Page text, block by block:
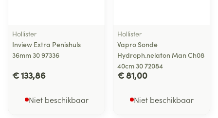
Hollister
Inview Extra Penishuls
36mm 30 97336
€ 133,86
Niet beschikbaar
Hollister
Vapro Sonde
Hydroph.nelaton Man Ch08
40cm 30 72084
€ 81,00
Niet beschikbaar